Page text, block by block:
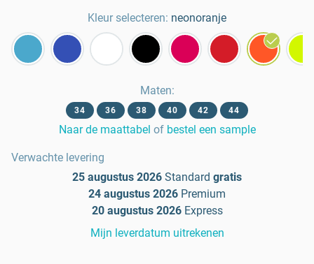
Kleur selecteren: neonoranje
Maten:
34 36 38 40 42 44
Naar de maattabel of bestel een sample
Verwachte levering
25 augustus 2026 Standard gratis
24 augustus 2026 Premium
20 augustus 2026 Express
Mijn leverdatum uitrekenen